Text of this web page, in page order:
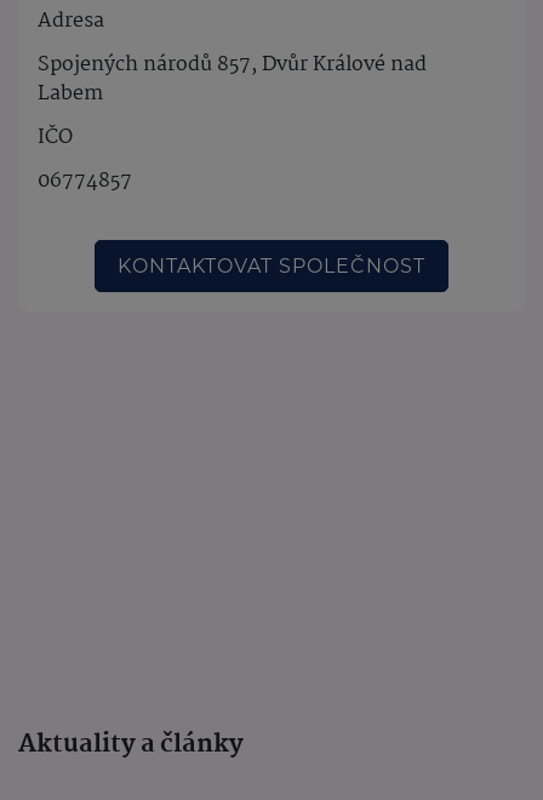
Adresa
Spojených národů 857, Dvůr Králové nad
Labem
IČO
06774857
KONTAKTOVAT SPOLEČNOST
Aktuality a články